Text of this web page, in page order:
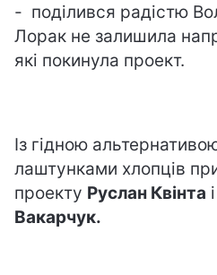
- поділився радістю
Лорак не залишила
які покинула проект.
Із гідною
лаштунками хлопців
проекту Руслан Квінта
Вакарчук.